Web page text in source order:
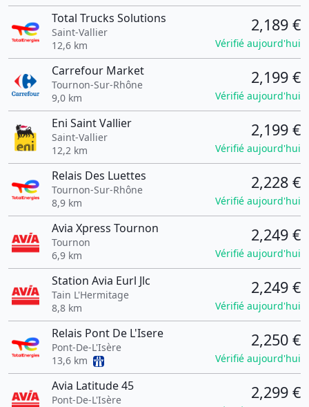
Total Trucks Solutions
Saint-Vallier
12,6 km
2,189 €
Vérifié aujourd'hui
Carrefour Market
Tournon-Sur-Rhône
9,0 km
2,199 €
Vérifié aujourd'hui
Eni Saint Vallier
Saint-Vallier
12,2 km
2,199 €
Vérifié aujourd'hui
Relais Des Luettes
Tournon-Sur-Rhône
8,9 km
2,228 €
Vérifié aujourd'hui
Avia Xpress Tournon
Tournon
6,9 km
2,249 €
Vérifié aujourd'hui
Station Avia Eurl Jlc
Tain L'Hermitage
8,8 km
2,249 €
Vérifié aujourd'hui
Relais Pont De L'Isere
Pont-De-L'Isère
13,6 km
2,250 €
Vérifié aujourd'hui
Avia Latitude 45
Pont-De-L'Isère
2,299 €